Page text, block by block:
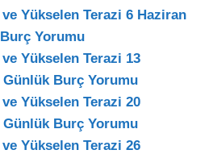
Yükselen Terazi 6 Haziran
Yorumu
Yükselen Terazi 13
Günlük Burç Yorumu
Yükselen Terazi 20
Günlük Burç Yorumu
Yükselen Terazi 26